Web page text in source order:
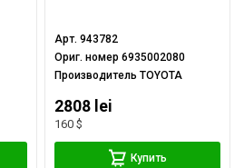
Арт.943782
Ориг. номер6935002080
ПроизводительTOYOTA
2808 lei
160 $
Купить